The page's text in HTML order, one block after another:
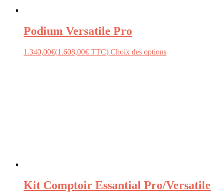
Podium Versatile Pro
1.340,00€(1.608,00€ TTC) Choix des options
Kit Comptoir Essantial Pro/Versatile